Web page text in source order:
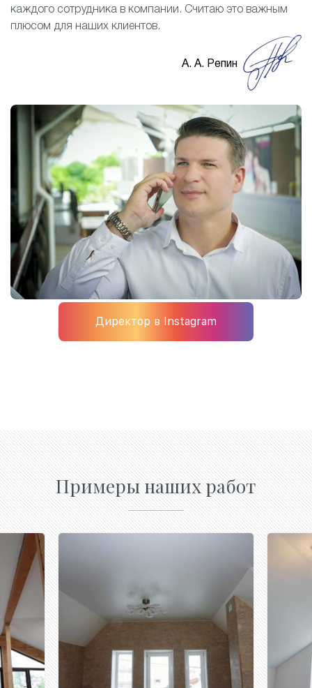
каждого сотрудника в компании. Считаю это важным
плюсом для наших клиентов.
А. А. Репин
Директор в Instagram
Примеры наших работ